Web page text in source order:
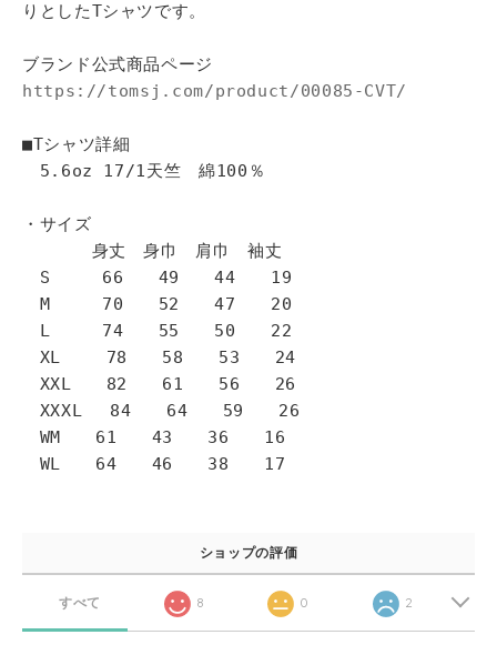
りとしたTシャツです。
ブランド公式商品ページ
https://tomsj.com/product/00085-CVT/
■Tシャツ詳細
5.6oz 17/1天竺 綿100％
・サイズ
身丈 身巾 肩巾 袖丈
S 66 49 44 19
M 70 52 47 20
L 74 55 50 22
XL 78 58 53 24
XXL 82 61 56 26
XXXL 84 64 59 26
WM 61 43 36 16
WL 64 46 38 17
ショップの評価
すべて 8 0 2